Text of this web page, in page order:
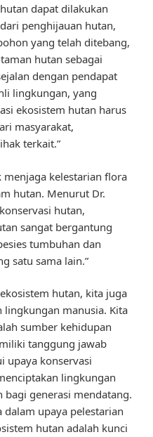
dapat dilakukan
penghijauan hutan,
yang telah ditebang,
hutan sebagai
dengan pendapat
lingkungan, yang
ekosistem hutan harus
masyarakat,
terkait.”
kelestarian flora
hutan. Menurut Dr.
hutan,
sangat bergantung
tumbuhan dan
satu sama lain.”
hutan, kita juga
manusia. Kita
sumber kehidupan
tanggung jawab
upaya konservasi
lingkungan
bagi generasi mendatang.
upaya pelestarian
hutan adalah kunci